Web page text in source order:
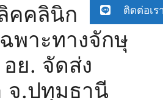
คคลินิก
พาะทางจักษุ
ย. จัดส่ง
จ.ปทุมธานี
ติดต่อเร